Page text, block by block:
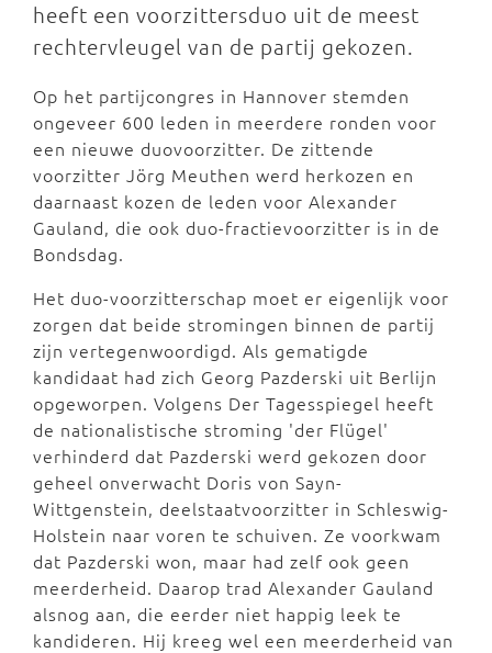
heeft een voorzittersduo uit de meest
rechtervleugel van de partij gekozen.
Op het partijcongres in Hannover stemden
ongeveer 600 leden in meerdere ronden voor
een nieuwe duovoorzitter. De zittende
voorzitter Jörg Meuthen werd herkozen en
daarnaast kozen de leden voor Alexander
Gauland, die ook duo-fractievoorzitter is in de
Bondsdag.
Het duo-voorzitterschap moet er eigenlijk voor
zorgen dat beide stromingen binnen de partij
zijn vertegenwoordigd. Als gematigde
kandidaat had zich Georg Pazderski uit Berlijn
opgeworpen. Volgens Der Tagesspiegel heeft
de nationalistische stroming 'der Flügel'
verhinderd dat Pazderski werd gekozen door
geheel onverwacht Doris von Sayn-
Wittgenstein, deelstaatvoorzitter in Schleswig-
Holstein naar voren te schuiven. Ze voorkwam
dat Pazderski won, maar had zelf ook geen
meerderheid. Daarop trad Alexander Gauland
alsnog aan, die eerder niet happig leek te
kandideren. Hij kreeg wel een meerderheid van